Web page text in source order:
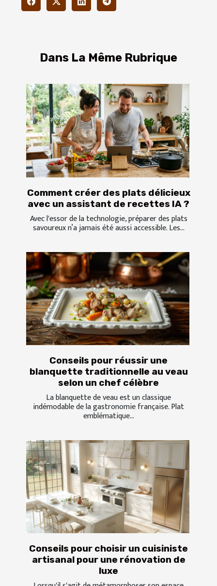
Dans La Même Rubrique
Comment créer des plats délicieux
avec un assistant de recettes IA ?
Avec l'essor de la technologie, préparer des plats
savoureux n’a jamais été aussi accessible. Les...
Conseils pour réussir une
blanquette traditionnelle au veau
selon un chef célèbre
La blanquette de veau est un classique
indémodable de la gastronomie française. Plat
emblématique...
Conseils pour choisir un cuisiniste
artisanal pour une rénovation de
luxe